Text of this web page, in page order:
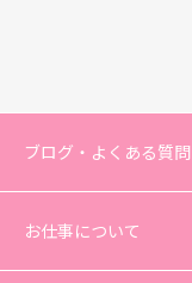
ブログ・よくある質問
お仕事について